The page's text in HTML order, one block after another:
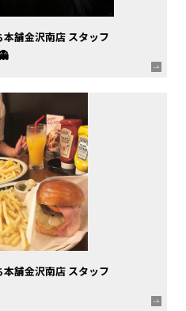
本舗金沢南店 スタッフ
本舗金沢南店 スタッフ